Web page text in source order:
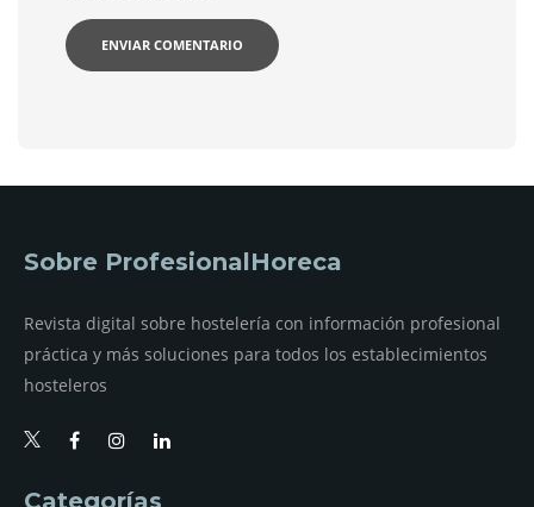
Sobre ProfesionalHoreca
Revista digital sobre hostelería con información profesional
práctica y más soluciones para todos los establecimientos
hosteleros
Categorías